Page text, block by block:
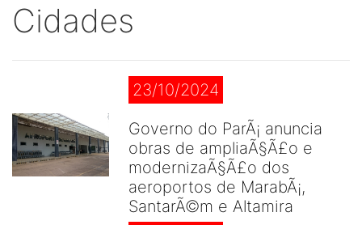
Cidades
23/10/2024
Governo do ParÃ¡ anuncia
obras de ampliaÃ§Ã£o e
modernizaÃ§Ã£o dos
aeroportos de MarabÃ¡,
SantarÃ©m e Altamira